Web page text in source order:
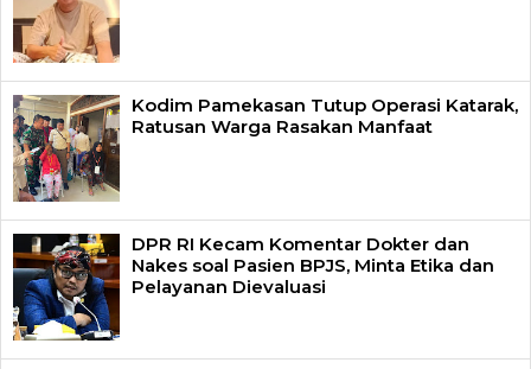
Kodim Pamekasan Tutup Operasi Katarak,
Ratusan Warga Rasakan Manfaat
DPR RI Kecam Komentar Dokter dan
Nakes soal Pasien BPJS, Minta Etika dan
Pelayanan Dievaluasi